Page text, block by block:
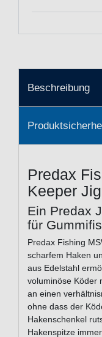
Beschreibung
Predax
Keeper
Ein Predax
für
Predax Fishing
scharfem Haken
aus Edelstahl
voluminöse Köder
an einen
ohne dass der
Hakenschenkel
Hakenspitze